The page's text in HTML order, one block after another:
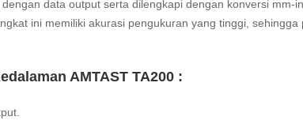
data output serta dilengkapi dengan konversi mm-
ini memiliki akurasi pengukuran yang tinggi,
AMTAST TA200 :